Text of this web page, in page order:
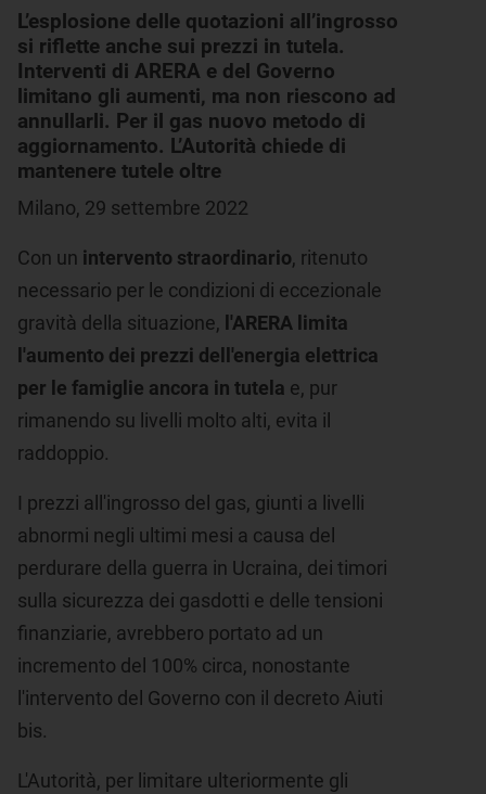
L’esplosione delle quotazioni all’ingrosso
si riflette anche sui prezzi in tutela.
Interventi di ARERA e del Governo
limitano gli aumenti, ma non riescono ad
annullarli. Per il gas nuovo metodo di
aggiornamento. L’Autorità chiede di
mantenere tutele oltre
Milano, 29 settembre 2022
Con un intervento straordinario, ritenuto
necessario per le condizioni di eccezionale
gravità della situazione, l'ARERA limita
l'aumento dei prezzi dell'energia elettrica
per le famiglie ancora in tutela e, pur
rimanendo su livelli molto alti, evita il
raddoppio.
I prezzi all'ingrosso del gas, giunti a livelli
abnormi negli ultimi mesi a causa del
perdurare della guerra in Ucraina, dei timori
sulla sicurezza dei gasdotti e delle tensioni
finanziarie, avrebbero portato ad un
incremento del 100% circa, nonostante
l'intervento del Governo con il decreto Aiuti
bis.
L'Autorità, per limitare ulteriormente gli